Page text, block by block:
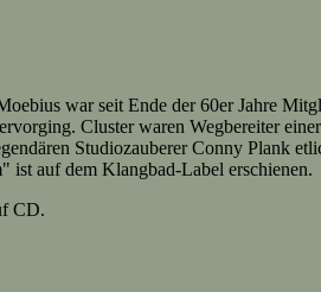
war seit Ende der 60er Jahre
Cluster waren Wegbereiter
Studiozauberer Conny Plank
ist auf dem Klangbad-Label erschienen.
CD.